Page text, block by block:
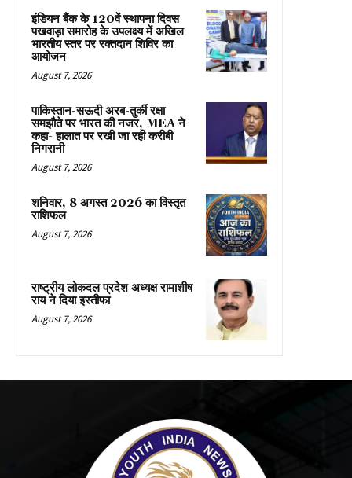
इंडियन बैंक के 120वें स्थापना दिवस
पखवाड़ा समारोह के उपलक्ष्य में अखिल
भारतीय स्तर पर रक्तदान शिविर का
आयोजन
August 7, 2026
पाकिस्तान-सऊदी अरब-तुर्की रक्षा
समझौते पर भारत की नजर, MEA ने
कहा- हालात पर रखी जा रही करीबी
निगरानी
August 7, 2026
शनिवार, 8 अगस्त 2026 का विस्तृत
राशिफल
August 7, 2026
राष्ट्रीय लोकदल प्रदेश अध्यक्ष रामाशीष
राय ने दिया इस्तीफा
August 7, 2026